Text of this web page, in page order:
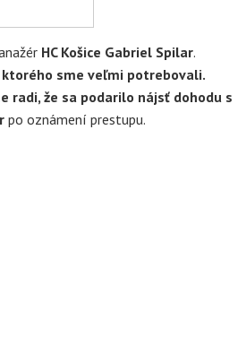
HC Košice Gabriel Spilar.
ktorého sme veľmi potrebovali.
radi, že sa podarilo nájsť dohodu s
po oznámení prestupu.